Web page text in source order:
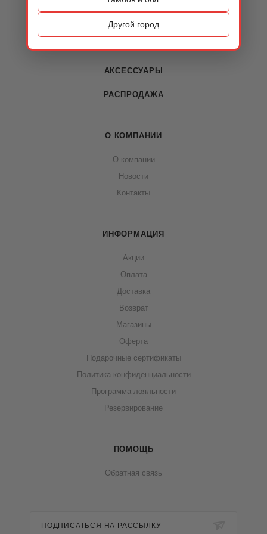
Другой город
ОБУВЬ
СУМКИ
АКСЕССУАРЫ
РАСПРОДАЖА
О КОМПАНИИ
О компании
Новости
Контакты
ИНФОРМАЦИЯ
Акции
Оплата
Доставка
Возврат
Магазины
Оферта
Подарочные сертификаты
Политика конфиденциальности
Программа лояльности
Резервирование
ПОМОЩЬ
Обратная связь
ПОДПИСАТЬСЯ НА РАССЫЛКУ